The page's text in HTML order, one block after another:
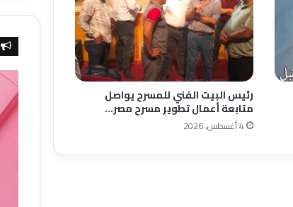
رئيس البيت الفني للمسرح يواصل
متابعة أعمال تطوير مسرح مصر…
4 أغسطس، 2026